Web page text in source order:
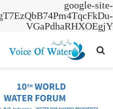
google-site-
VGaPdhaRHXOEgjY
Search